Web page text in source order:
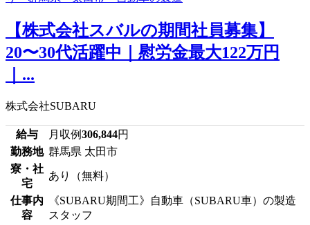
【株式会社スバルの期間社員募集】
20〜30代活躍中｜慰労金最大122万円
｜...
株式会社SUBARU
給与 月収例306,844円
勤務地 群馬県 太田市
寮・社
宅
あり（無料）
仕事内
容
《SUBARU期間工》自動車（SUBARU車）の製造
スタッフ